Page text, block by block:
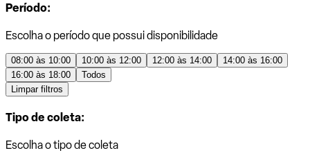
Período:
Escolha o período que possui disponibilidade
08:00 às 10:00 10:00 às 12:00 12:00 às 14:00
14:00 às 16:00
16:00 às 18:00
Todos
Limpar filtros
Tipo de coleta:
Escolha o tipo de coleta